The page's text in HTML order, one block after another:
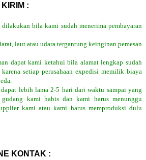
:
bila kami sudah menerima pembayaran
laut atau udara tergantung keinginan pemesan
dapat kami ketahui bila alamat lengkap sudah
setiap perusahaan expedisi memilik biaya
lebih lama 2-5 hari dari waktu sampai yang
kami habis dan kami harus menunggu
kami atau kami harus memproduksi dulu
KONTAK :